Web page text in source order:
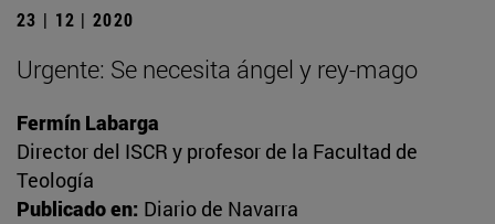
23 | 12 | 2020
Urgente: Se necesita ángel y rey-mago
Fermín Labarga
Director del ISCR y profesor de la Facultad de
Teología
Publicado en: Diario de Navarra